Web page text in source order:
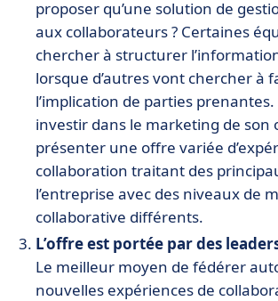
proposer qu’une solution de
aux collaborateurs ? Certaines
chercher à structurer
lorsque d’autres vont chercher à
l’implication de parties prenantes.
investir dans le marketing de
présenter une offre variée
collaboration traitant des
l’entreprise avec des niveaux de
collaborative différents.
L’offre est portée par des
Le meilleur moyen de fédérer
nouvelles expériences de